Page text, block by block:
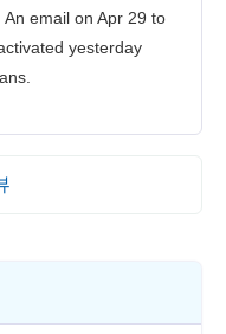
email on Apr 29 to
yesterday